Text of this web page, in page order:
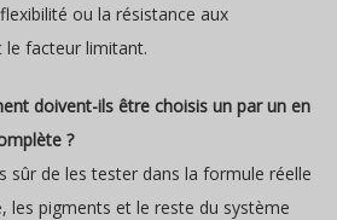
ou la résistance aux
le facteur limitant.
doivent-ils être choisis un par un en
?
sûr de les tester dans la formule réelle
les pigments et le reste du système